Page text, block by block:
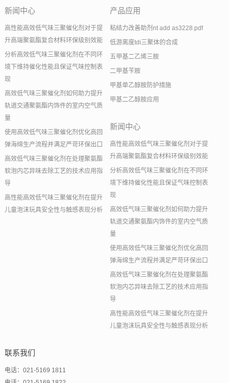
新闻中心
高性能高效低气味三聚催化剂对于提
升高端聚氨酯复合材料环保级别效能
分析高效低气味三聚催化剂在不同环
境下维持催化性能且保证气味控制表
现
高效低气味三聚催化剂如何助力提升
轨道交通聚氨酯内饰件的室内空气质
量
使用高效低气味三聚催化剂优化高回
弹海绵生产流程并满足严苛环保出口
高效低气味三聚催化剂在处理聚氨酯
软泡内芯异味去除工艺的技术应用指
导
高性能高效低气味三聚催化剂在提升
儿童泡沫玩具安全性与触感表现分析
产品应用
粘结力改善助剂nt add as3228.pdf
低游离度tdi三聚体的合成
五甲基二乙烯三胺
二甲基苄胺
甲基单乙醇胺防护措施
甲基二乙醇胺应用
新闻中心
高性能高效低气味三聚催化剂对于提
升高端聚氨酯复合材料环保级别效能
分析高效低气味三聚催化剂在不同环
境下维持催化性能且保证气味控制表
现
高效低气味三聚催化剂如何助力提升
轨道交通聚氨酯内饰件的室内空气质
量
使用高效低气味三聚催化剂优化高回
弹海绵生产流程并满足严苛环保出口
高效低气味三聚催化剂在处理聚氨酯
软泡内芯异味去除工艺的技术应用指
导
高性能高效低气味三聚催化剂在提升
儿童泡沫玩具安全性与触感表现分析
联系我们
电话：021-5169 1811